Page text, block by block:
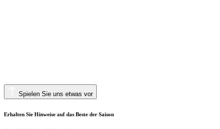
Spielen Sie uns etwas vor
Erhalten Sie Hinweise auf das Beste der Saison